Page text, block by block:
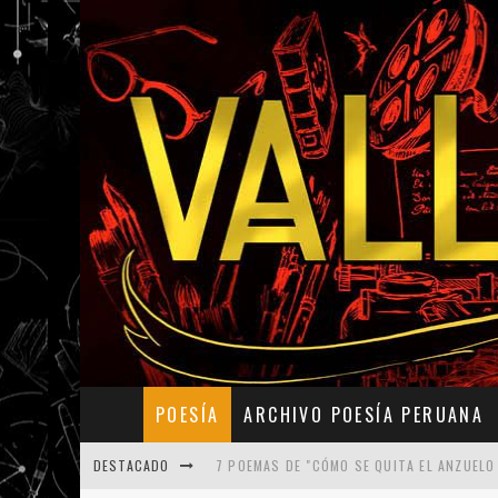
POESÍA ARCHIVO POESÍA PERUANA
DESTACADO